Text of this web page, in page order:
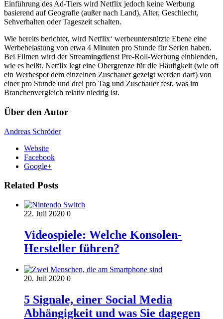
Einführung des Ad-Tiers wird Netflix jedoch keine Werbung
basierend auf Geografie (außer nach Land), Alter, Geschlecht,
Sehverhalten oder Tageszeit schalten.
Wie bereits berichtet, wird Netflix‘ werbeunterstützte Ebene eine
Werbebelastung von etwa 4 Minuten pro Stunde für Serien haben.
Bei Filmen wird der Streamingdienst Pre-Roll-Werbung einblenden,
wie es heißt. Netflix legt eine Obergrenze für die Häufigkeit (wie oft
ein Werbespot dem einzelnen Zuschauer gezeigt werden darf) von
einer pro Stunde und drei pro Tag und Zuschauer fest, was im
Branchenvergleich relativ niedrig ist.
Über den Autor
Andreas Schröder
Website
Facebook
Google+
Related Posts
22. Juli 2020 0
Videospiele: Welche Konsolen-
Hersteller führen?
20. Juli 2020 0
5 Signale, einer Social Media
Abhängigkeit und was Sie dagegen